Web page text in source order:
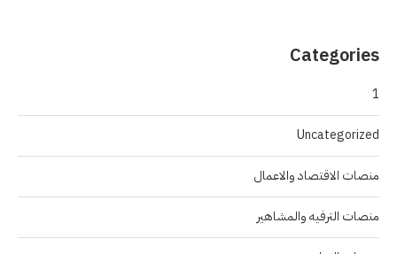
Categories
1
Uncategorized
منصات الاقتصاد والاعمال
منصات الترفيه والمشاهير